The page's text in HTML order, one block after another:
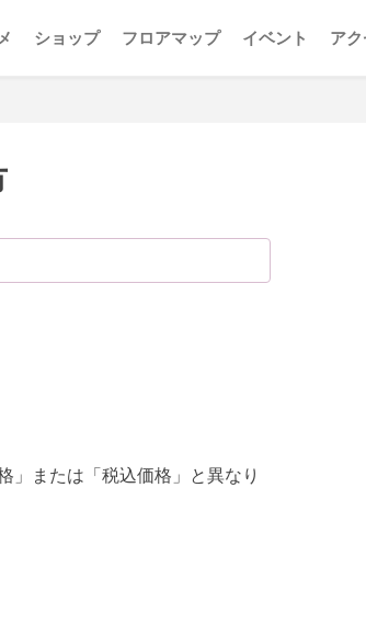
ショップ フロアマップ イベント ア
」または「税込価格」と異なり